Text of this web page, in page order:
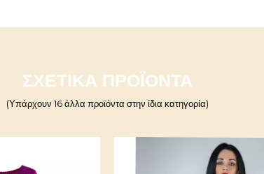
3000000079713
ΣΧΕΤΙΚΆ ΠΡΟΪΌΝΤΑ
(Υπάρχουν 16 άλλα προϊόντα στην ίδια κατηγορία)